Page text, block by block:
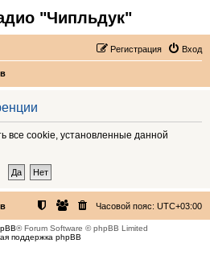
"Чипльдук"
Вход
Регистрация
все cookie, установленные данной
Часовой пояс: UTC+03:00
® Forum Software © phpBB Limited
поддержка phpBB